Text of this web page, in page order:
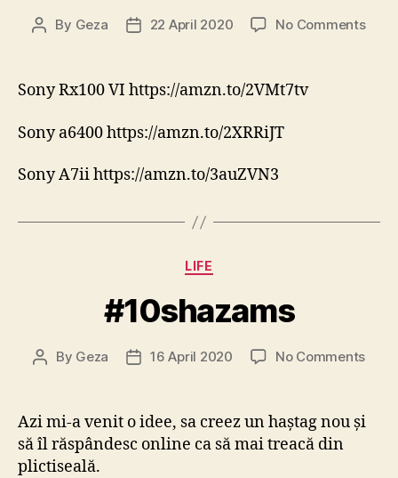
Post
By Geza
Post22 April 2020 No Commentson
Sony Rx100 VI https://amzn.to/2VMt7tv
Sony a6400 https://amzn.to/2XRRiJT
Sony A7ii https://amzn.to/3auZVN3
Categories
LIFE
#10shazams
Post
By Geza
Post16 April 2020 No Commentson
Azi mi-a venit o idee, sa creez un haștag nou și
să îl răspândesc online ca să mai treacă din
plictiseală.